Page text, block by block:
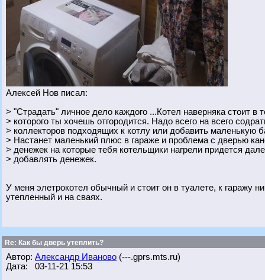
Алексей Нов писал:
> "Страдать" личное дело каждого ...Котел наверняка стоит в
> которого ты хочешь отгородится. Надо всего на всего
> коллекторов подходящих к котлу или добавить маленькую
> Настанет маленький плюс в гараже и проблема с дверью
> денежек на которые тебя котельщики нагрели придется
> добавлять денежек.
У меня элетрокотел обычный и стоит он в туалете, к гаражу
утепленный и на сваях.
Re: Как бы дверь утеплить?
Автор: Александр Иваново (---.gprs.mts.ru)
Дата: 03-11-21 15:53